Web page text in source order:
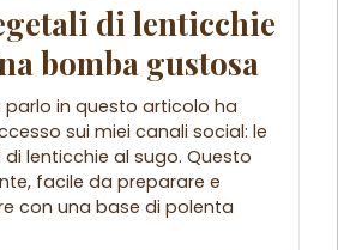
di lenticchie
bomba gustosa
parlo in questo articolo ha
sui miei canali social: le
lenticchie al sugo. Questo
facile da preparare e
con una base di polenta